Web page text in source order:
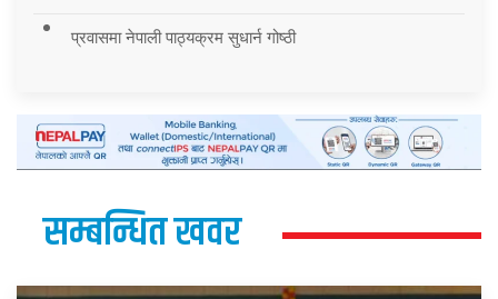
प्रवासमा नेपाली पाठ्यक्रम सुधार्न गोष्ठी
सम्बन्धित खवर